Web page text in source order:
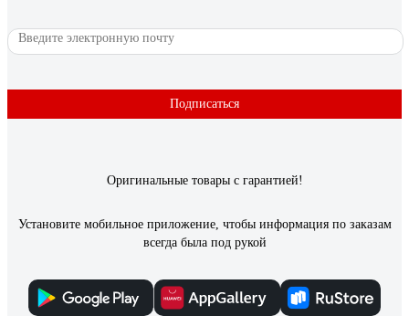
Отзыв о лобзике Ryobi ONE+ R18JS-0
Сухарев Петр Анатольевич
старого &quot;друга&quot;, Но для мужского плеча - не
проводов. Ключ для подошвы на инструменте, Не потеряю,
как раньше, в моменте. Быстрым щелчком я меняю полотна,
плавный, Этот момент для меня самый главный. Если при
резке уводит распил, Не надо давить и прикладывать сил,
Подписаться
Оригинальные товары с гарантией!
Установите мобильное приложение, чтобы информация по заказам
всегда была под рукой